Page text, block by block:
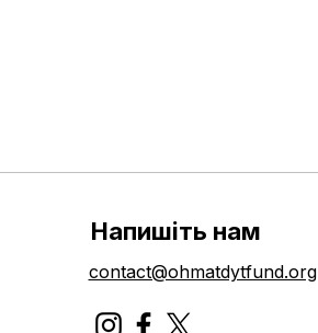
Напишіть нам
contact@ohmatdytfund.org